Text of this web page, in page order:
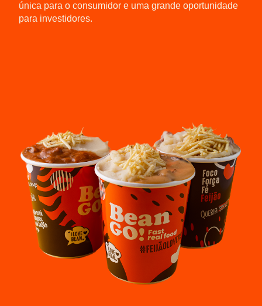
única para o consumidor e uma grande oportunidade
para investidores.